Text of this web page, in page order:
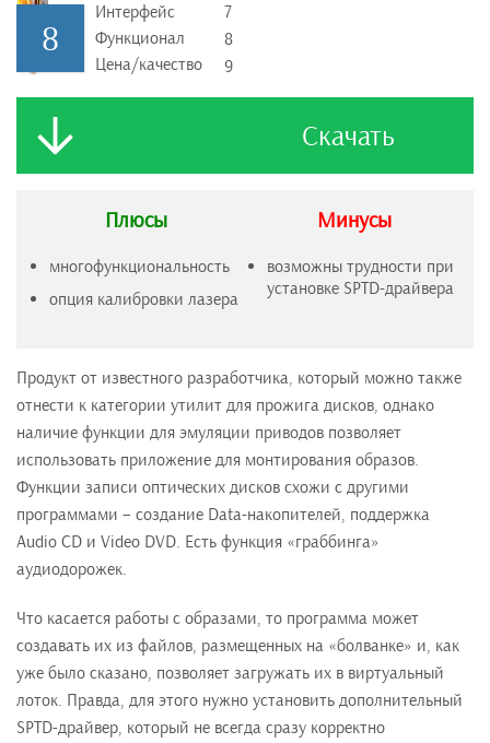
8
Интерфейс
Функционал
Цена/качество
7
8
9
Скачать
Плюсы
многофункциональность
опция калибровки лазера
Минусы
возможны трудности при
установке SPTD-драйвера
Продукт от известного разработчика, который можно также
отнести к категории утилит для прожига дисков, однако
наличие функции для эмуляции приводов позволяет
использовать приложение для монтирования образов.
Функции записи оптических дисков схожи с другими
программами – создание Data-накопителей, поддержка
Audio CD и Video DVD. Есть функция «граббинга»
аудиодорожек.
Что касается работы с образами, то программа может
создавать их из файлов, размещенных на «болванке» и, как
уже было сказано, позволяет загружать их в виртуальный
лоток. Правда, для этого нужно установить дополнительный
SPTD-драйвер, который не всегда сразу корректно